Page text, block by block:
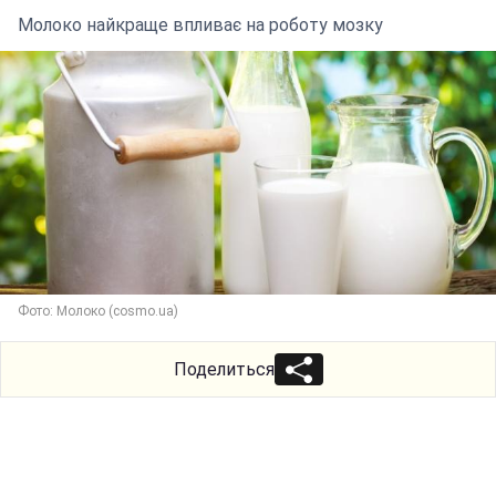
Молоко найкраще впливає на роботу мозку
Фото: Молоко (cosmo.ua)
Поделиться